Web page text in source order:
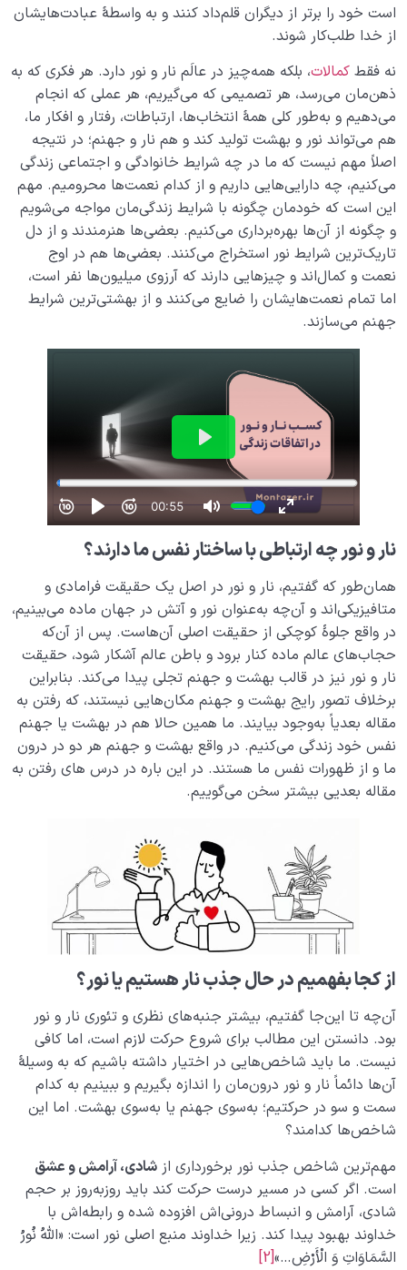
است خود را برتر از دیگران قلم‌داد کنند و به واسطۀ عبادت‌هایشان
از خدا طلب‌کار شوند.
نه فقط کمالات، بلکه همه‌چیز در عالَم نار و نور دارد. هر فکری که به
ذهن‌مان می‌رسد، هر تصمیمی که می‌گیریم، هر عملی که انجام
می‌دهیم و به‌طور کلی همۀ انتخاب‌ها، ارتباطات، رفتار و افکار ما،
هم می‌تواند نور و بهشت تولید کند و هم نار و جهنم؛ در نتیجه
اصلاً مهم نیست که ما در چه شرایط خانوادگی و اجتماعی زندگی
می‌کنیم، چه دارایی‌هایی داریم و از کدام نعمت‌ها محرومیم. مهم
این است که خودمان چگونه با شرایط زندگی‌مان مواجه می‌شویم
و چگونه از آن‌ها بهره‌برداری می‌کنیم. بعضی‌ها هنرمندند و از دل
تاریک‌ترین شرایط نور استخراج می‌کنند. بعضی‌ها هم در اوج
نعمت و کمال‌اند و چیزهایی دارند که آرزوی میلیون‌ها نفر است،
اما تمام نعمت‌هایشان را ضایع می‌کنند و از بهشتی‌ترین شرایط
جهنم می‌سازند.
نار و نور چه ارتباطی با ساختار نفس ما دارند؟
همان‌طور که گفتیم، نار و نور در اصل یک حقیقت فرامادی و
متافیزیکی‌اند و آن‌چه به‌عنوان نور و آتش در جهان ماده می‌بینیم،
در واقع جلوۀ کوچکی از حقیقت اصلی آن‌هاست. پس از آن‌که
حجاب‌های عالم ماده کنار برود و باطن عالم آشکار شود، حقیقت
نار و نور نیز در قالب بهشت و جهنم تجلی پیدا می‌کند. بنابراین
برخلاف تصور رایج بهشت و جهنم مکان‌هایی نیستند، که رفتن به
مقاله بعدیاً به‌وجود بیایند. ما همین حالا هم در بهشت یا جهنم
نفس خود زندگی می‌کنیم. در واقع بهشت و جهنم هر دو در درون
ما و از ظهورات نفس ما هستند. در این باره در درس های رفتن به
مقاله بعدیی بیشتر سخن می‌گوییم.
از کجا بفهمیم در حال جذب نار هستیم یا نور؟
آن‌چه تا این‌جا گفتیم، بیشتر جنبه‌های نظری و تئوری نار و نور
بود. دانستن این مطالب برای شروع حرکت لازم است، اما کافی
نیست. ما باید شاخص‌هایی در اختیار داشته باشیم که به وسیلۀ
آن‌ها دائماً نار و نور درون‌مان را اندازه بگیریم و ببینیم به کدام
سمت و سو در حرکتیم؛ به‌سوی جهنم یا به‌سوی بهشت. اما این
شاخص‌ها کدامند؟
مهم‌ترین شاخص جذب نور برخورداری از شادی، آرامش و عشق
است. اگر کسی در مسیر درست حرکت کند باید روزبه‌روز بر حجم
شادی، آرامش و انبساط درونی‌اش افزوده شده و رابطه‌اش با
خداوند بهبود پیدا کند. زیرا خداوند منبع اصلی نور است: «اللَّهُ نُورُ
السَّمَاوَاتِ وَ الْأَرْضِ…»[2]